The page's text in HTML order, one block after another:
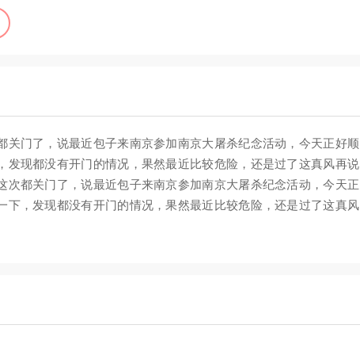
门了，说最近包子来南京参加南京大屠杀纪念活动，今天正好顺
现都没有开门的情况，果然最近比较危险，还是过了这真风再说
都关门了，说最近包子来南京参加南京大屠杀纪念活动，今天正
，发现都没有开门的情况，果然最近比较危险，还是过了这真风